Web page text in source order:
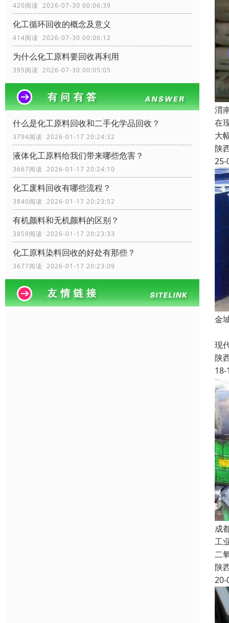
420阅读 2026-07-30 00:06:39
化工循环回收的概念及意义
414阅读 2026-07-30 00:06:12
为什么化工原料要回收再利用
395阅读 2026-07-30 00:05:05
什么是化工原料回收和二手化学品回收？
3794阅读 2026-01-17 20:24:32
液体化工原料给我们带来哪些危害？
3667阅读 2026-01-17 20:24:10
化工废料回收有哪些流程？
3840阅读 2026-01-17 20:23:52
有机颜料和无机颜料的区别？
3859阅读 2026-01-17 20:23:33
化工原料染料回收的好处有那些？
3677阅读 2026-01-17 20:23:09
渭
在
大
陕
25-
金
现
陕
18-
成
工
二
陕
20-